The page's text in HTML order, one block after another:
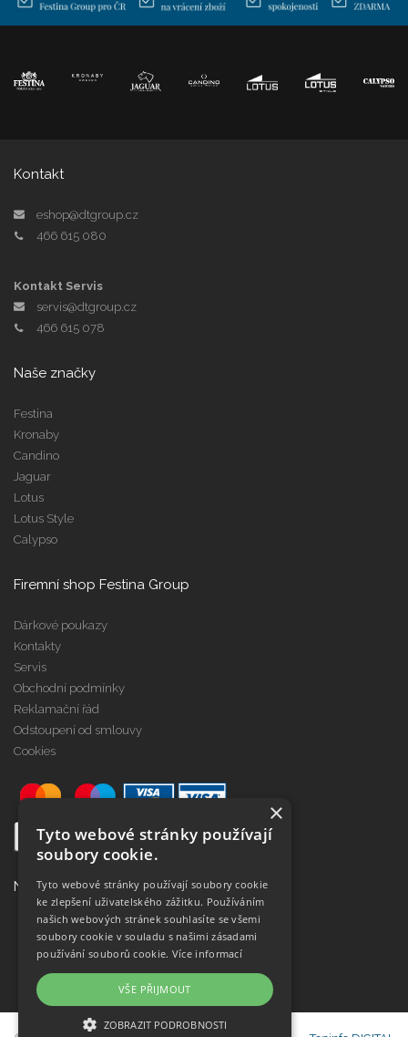
Kontakt
eshop@dtgroup.cz
466 615 080
Kontakt Servis
servis@dtgroup.cz
466 615 078
Naše značky
Festina
Kronaby
Candino
Jaguar
Lotus
Lotus Style
Calypso
Firemní shop Festina Group
Dárkové poukazy
Kontakty
Servis
Obchodní podmínky
Reklamační řád
Odstoupení od smlouvy
Cookies
Najdete nás na
×
Tyto webové stránky používají
soubory cookie.
Tyto webové stránky používají soubory cookie
ke zlepšení uživatelského zážitku. Používáním
našich webových stránek souhlasíte se všemi
soubory cookie v souladu s našimi zásadami
používání souborů cookie. Více informací
VŠE PŘIJMOUT
ZOBRAZIT PODROBNOSTI